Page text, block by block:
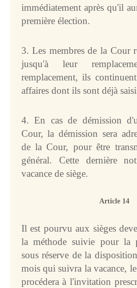
immédiatement après qu'il
première élection.
3. Les membres de la Cour
jusqu'à leur
remplacement, ils
affaires dont ils sont déjà
4. En cas de démission
Cour, la démission sera
de la Cour, pour être
général. Cette dernière
vacance de siège.
Article 14
Il est pourvu aux sièges
la méthode suivie pour la
sous réserve de la
mois qui suivra la vacance,
procédera à l'invitation